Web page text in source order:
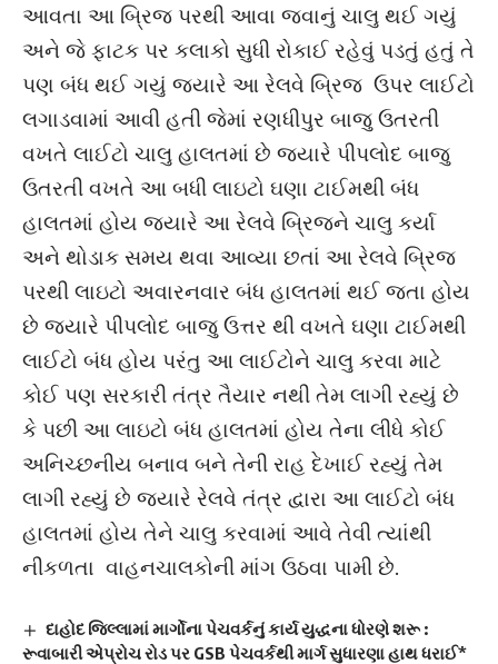
આવતા આ બ્રિજ પરથી આવા જવાનું ચાલુ થઈ ગયું
અને જે ફાટક પર કલાકો સુધી રોકાઈ રહેવું પડતું હતું તે
પણ બંધ થઈ ગયું જ્યારે આ રેલવે બ્રિજ ઉપર લાઈટો
લગાડવામાં આવી હતી જેમાં રણધીપુર બાજુ ઉતરતી
વખતે લાઈટો ચાલુ હાલતમાં છે જ્યારે પીપલોદ બાજુ
ઉતરતી વખતે આ બધી લાઇટો ઘણા ટાઈમથી બંધ
હાલતમાં હોય જ્યારે આ રેલવે બ્રિજને ચાલુ કર્યા
અને થોડાક સમય થવા આવ્યા છતાં આ રેલવે બ્રિજ
પરથી લાઇટો અવારનવાર બંધ હાલતમાં થઈ જતા હોય
છે જ્યારે પીપલોદ બાજુ ઉત્તર થી વખતે ઘણા ટાઈમથી
લાઈટો બંધ હોય પરંતુ આ લાઈટોને ચાલુ કરવા માટે
કોઈ પણ સરકારી તંત્ર તૈયાર નથી તેમ લાગી રહ્યું છે
કે પછી આ લાઇટો બંધ હાલતમાં હોય તેના લીધે કોઈ
અનિચ્છનીય બનાવ બને તેની રાહ દેખાઈ રહ્યું તેમ
લાગી રહ્યું છે જ્યારે રેલવે તંત્ર દ્વારા આ લાઈટો બંધ
હાલતમાં હોય તેને ચાલુ કરવામાં આવે તેવી ત્યાંથી
નીકળતા વાહનચાલકોની માંગ ઉઠવા પામી છે.
દાહોદ જિલ્લામાં માર્ગોના પેચવર્કનું કાર્ય યુદ્ધના ધોરણે શરૂ :
રૂવાબારી એપ્રોચ રોડ પર GSB પેચવર્કથી માર્ગ સુધારણા હાથ ધરાઈ*